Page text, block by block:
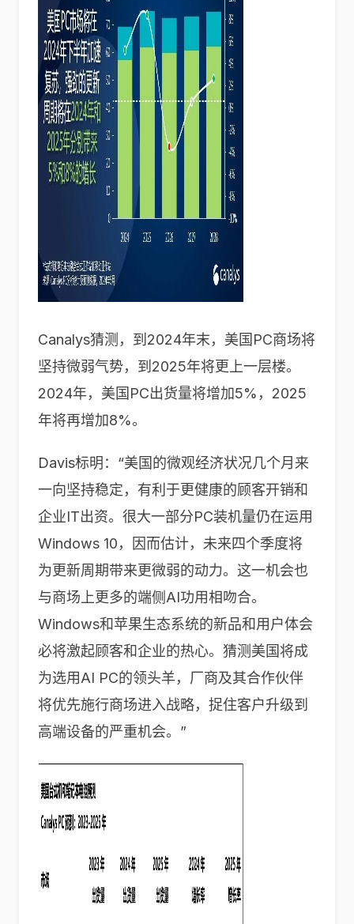
Canalys猜测，到2024年末，美国PC商场将
坚持微弱气势，到2025年将更上一层楼。
2024年，美国PC出货量将增加5%，2025
年将再增加8%。
Davis标明：“美国的微观经济状况几个月来
一向坚持稳定，有利于更健康的顾客开销和
企业IT出资。很大一部分PC装机量仍在运用
Windows 10，因而估计，未来四个季度将
为更新周期带来更微弱的动力。这一机会也
与商场上更多的端侧AI功用相吻合。
Windows和苹果生态系统的新品和用户体会
必将激起顾客和企业的热心。猜测美国将成
为选用AI PC的领头羊，厂商及其合作伙伴
将优先施行商场进入战略，捉住客户升级到
高端设备的严重机会。”